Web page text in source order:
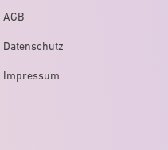
AGB
Datenschutz
Impressum